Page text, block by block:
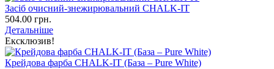
Засіб очисний-знежирювальний CHALK-IT
504.00 грн.
Детальніше
Ексклюзив!
Крейдова фарба CHALK-IT (База – Pure White)